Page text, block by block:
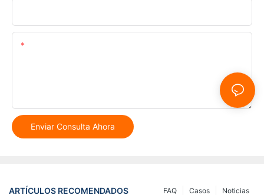
Enviar Consulta Ahora
ARTÍCULOS RECOMENDADOS Noticias
Casos
FAQ